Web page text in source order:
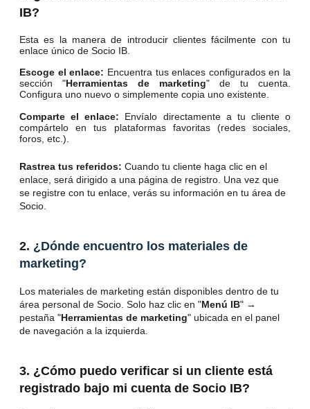
IB?
Esta es la manera de introducir clientes fácilmente con tu
enlace único de Socio IB.
Escoge el enlace: Encuentra tus enlaces configurados en la
sección "Herramientas de marketing" de tu cuenta.
Configura uno nuevo o simplemente copia uno existente.
Comparte el enlace: Envíalo directamente a tu cliente o
compártelo en tus plataformas favoritas (redes sociales,
foros, etc.).
Rastrea tus referidos: Cuando tu cliente haga clic en el
enlace, será dirigido a una página de registro. Una vez que
se registre con tu enlace, verás su información en tu área de
Socio.
2. ¿Dónde encuentro los materiales de
marketing?
Los materiales de marketing están disponibles dentro de tu
área personal de Socio. Solo haz clic en "Menú IB" →
pestaña "Herramientas de marketing" ubicada en el panel
de navegación a la izquierda.
3. ¿Cómo puedo verificar si un cliente está
registrado bajo mi cuenta de Socio IB?